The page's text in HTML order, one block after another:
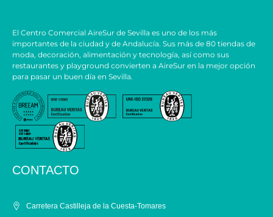
El Centro Comercial AireSur de Sevilla es uno de los más
importantes de la ciudad y de Andalucía. Sus más de 80 tiendas de
moda, decoración, alimentación y tecnología, así como sus
restaurantes y playground convierten a AireSur en la mejor opción
para pasar un buen día en Sevilla.
CONTACTO
Carretera Castilleja de la Cuesta-Tomares